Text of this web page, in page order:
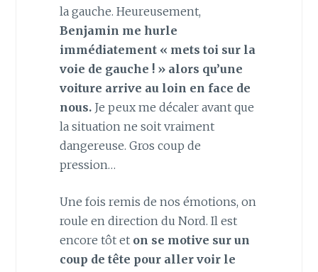
la gauche. Heureusement,
Benjamin me hurle
immédiatement « mets toi sur la
voie de gauche ! » alors qu’une
voiture arrive au loin en face de
nous.Je peux me décaler avant que
la situation ne soit vraiment
dangereuse. Gros coup de
pression…
Une fois remis de nos émotions, on
roule en direction du Nord. Il est
encore tôt et on se motive sur un
coup de tête pour aller voir le